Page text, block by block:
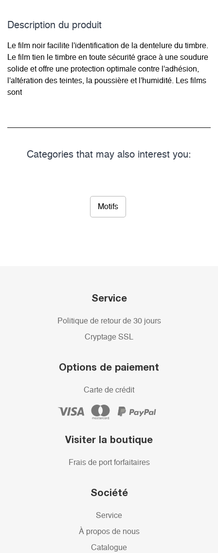
Description du­ produit
Le film noir facilite l'identification de la dentelure du timbre.
Le film tien le timbre en toute sécurité grace à une soudure
solide et offre une protection optimale contre l'adhésion,
l'altération des teintes, la poussière et l'humidité. Les films
sont
Categories that may also interest you:
Motifs
Service
Politique de retour de 30 jours
Cryptage SSL
Options de paiement
Carte de crédit
Visiter la boutique
Frais de port forfaitaires
Société
Service
À propos de nous
Catalogue